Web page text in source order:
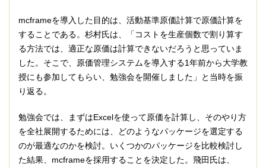
mcframeを導入した目的は、活動基準原価計算で原価計算を
することである。杉村氏は、「コストを生産個数で割り算す
る方法では、適正な原価は計算できないだろうと思っていま
した。そこで、原価管理システムを導入する1年前から大学教
授にも参加してもらい、勉強会を開催しました」と当時を振
り返る。
勉強会では、まずはExcelを使って原価を計算し、そのやり方
を全社展開するためには、どのようなパッケージを選定する
のが最適なのかを検討。いくつかのパッケージを比較検討し
た結果、mcframeを採用することを決定した。飛田氏は、